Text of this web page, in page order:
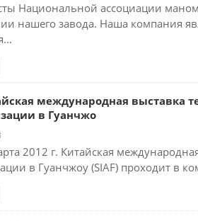
Национальной ассоциации
нашего завода. Наша компания
международная выставка
в Гуанчжо
2012 г. Китайская
в Гуанчжоу (SIAF) проходит в